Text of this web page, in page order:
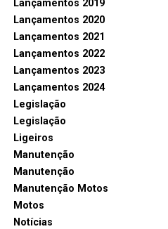
Lançamentos 2019
Lançamentos 2020
Lançamentos 2021
Lançamentos 2022
Lançamentos 2023
Lançamentos 2024
Legislação
Legislação
Ligeiros
Manutenção
Manutenção
Manutenção Motos
Motos
Notícias